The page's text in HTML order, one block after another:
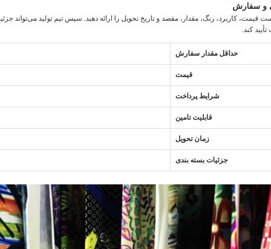
و سفارش
قیمت، کاربرد، رنگ، مقدار، مقصد و تاریخ تحویل را ارائه دهید. سپس تیم تولید می‌تواند
کند.
حداقل مقدار سفارش
قیمت
شرایط پرداخت
قابلیت تامین
زمان تحویل
جزئیات بسته بندی